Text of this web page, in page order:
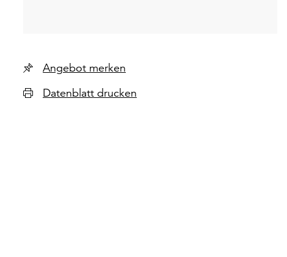
Angebot merken
Datenblatt drucken